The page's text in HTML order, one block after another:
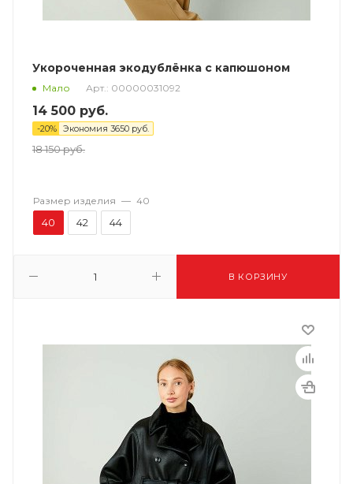
Укороченная экодублёнка с капюшоном
Мало Арт.: 00000031092
14 500 руб.
-20% Экономия 3650 руб.
18 150руб.
В КОРЗИНУ
Размер изделия — 40
40 42 44